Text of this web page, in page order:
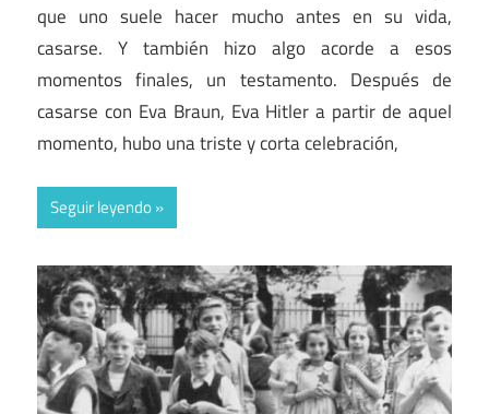
que uno suele hacer mucho antes en su vida,
casarse. Y también hizo algo acorde a esos
momentos finales, un testamento. Después de
casarse con Eva Braun, Eva Hitler a partir de aquel
momento, hubo una triste y corta celebración,
Seguir leyendo